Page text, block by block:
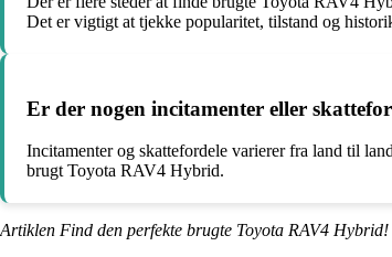
Det er vigtigt at tjekke popularitet, tilstand og
Er der nogen incitamenter eller
Incitamenter og skattefordele varierer fra land til
brugt Toyota RAV4 Hybrid.
Artiklen Find den perfekte brugte Toyota RAV4